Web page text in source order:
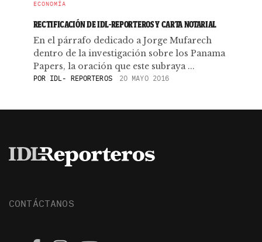
ECONOMÍA
RECTIFICACIÓN DE IDL-REPORTEROS Y CARTA NOTARIAL
En el párrafo dedicado a Jorge Mufarech
dentro de la investigación sobre los Panama
Papers, la oración que este subraya ...
PORIDL- REPORTEROS 20 MAYO 2016
CONTÁCTANOS